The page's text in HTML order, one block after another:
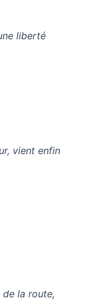
liberté
vient enfin
de la route,